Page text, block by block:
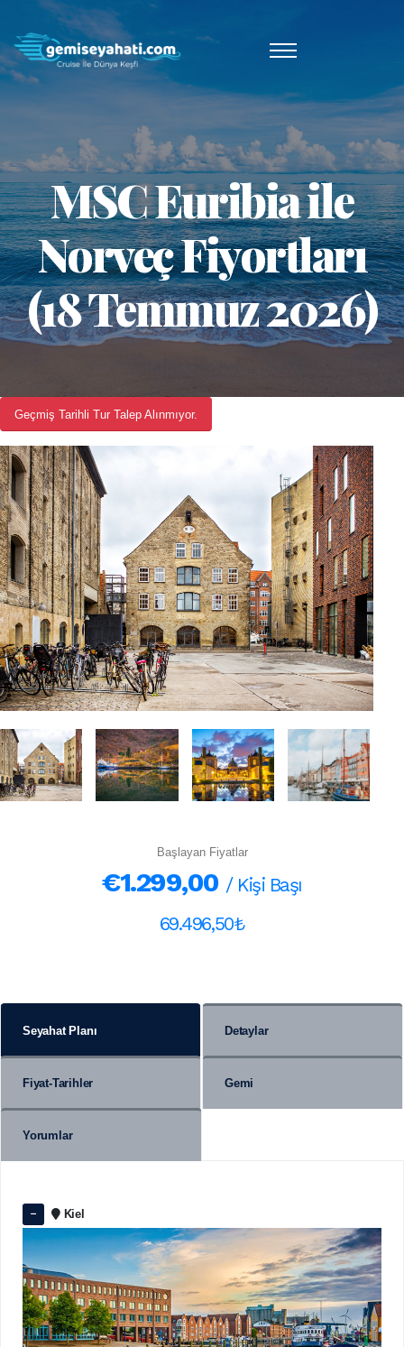
MSC Euribia ile
Norveç Fiyortları
(18 Temmuz 2026)
Geçmiş Tarihli Tur Talep Alınmıyor.
Başlayan Fiyatlar
€1.299,00 / Kişi Başı
69.496,50₺
Seyahat Planı Detaylar
Fiyat-Tarihler Gemi
Yorumlar
Kiel